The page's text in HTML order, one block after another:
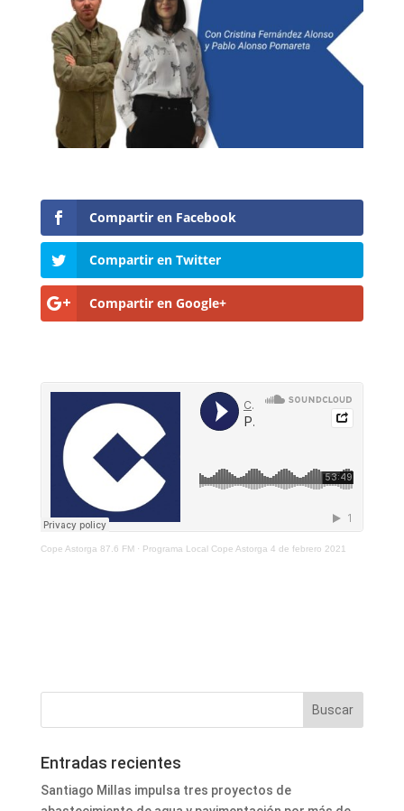
Compartir en Facebook
Compartir en Twitter
Compartir en Google+
Cope Astorga 87.6 FM· Programa Local Cope Astorga 4 de febrero 2021
Entradas recientes
Santiago Millas impulsa tres proyectos de